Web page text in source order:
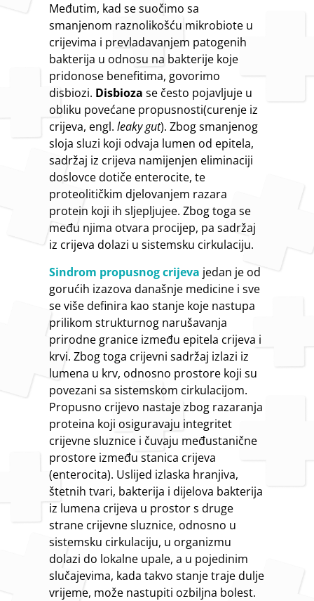
Međutim, kad se suočimo sa
smanjenom raznolikošću mikrobiote u
crijevima i prevladavanjem patogenih
bakterija u odnosu na bakterije koje
pridonose benefitima, govorimo
disbiozi. Disbioza se često pojavljuje u
obliku povećane propusnosti(curenje iz
crijeva, engl.leaky gut). Zbog smanjenog
sloja sluzi koji odvaja lumen od epitela,
sadržaj iz crijeva namijenjen eliminaciji
doslovce dotiče enterocite, te
proteolitičkim djelovanjem razara
protein koji ih sljepljujee. Zbog toga se
među njima otvara procijep, pa sadržaj
iz crijeva dolazi u sistemsku cirkulaciju.
Sindrom propusnog crijeva jedan je od
gorućih izazova današnje medicine i sve
se više definira kao stanje koje nastupa
prilikom strukturnog narušavanja
prirodne granice između epitela crijeva i
krvi. Zbog toga crijevni sadržaj izlazi iz
lumena u krv, odnosno prostore koji su
povezani sa sistemskom cirkulacijom.
Propusno crijevo nastaje zbog razaranja
proteina koji osiguravaju integritet
crijevne sluznice i čuvaju međustanične
prostore između stanica crijeva
(enterocita). Uslijed izlaska hranjiva,
štetnih tvari, bakterija i dijelova bakterija
iz lumena crijeva u prostor s druge
strane crijevne sluznice, odnosno u
sistemsku cirkulaciju, u organizmu
dolazi do lokalne upale, a u pojedinim
slučajevima, kada takvo stanje traje dulje
vrijeme, može nastupiti ozbiljna bolest.